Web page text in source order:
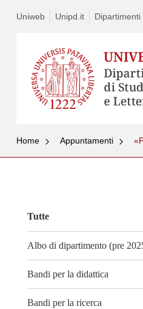
Uniweb Unipd.it Dipartimenti
Home Appuntamenti
Tutte
Albo di dipartimento (pre
Bandi per la didattica
Bandi per la ricerca